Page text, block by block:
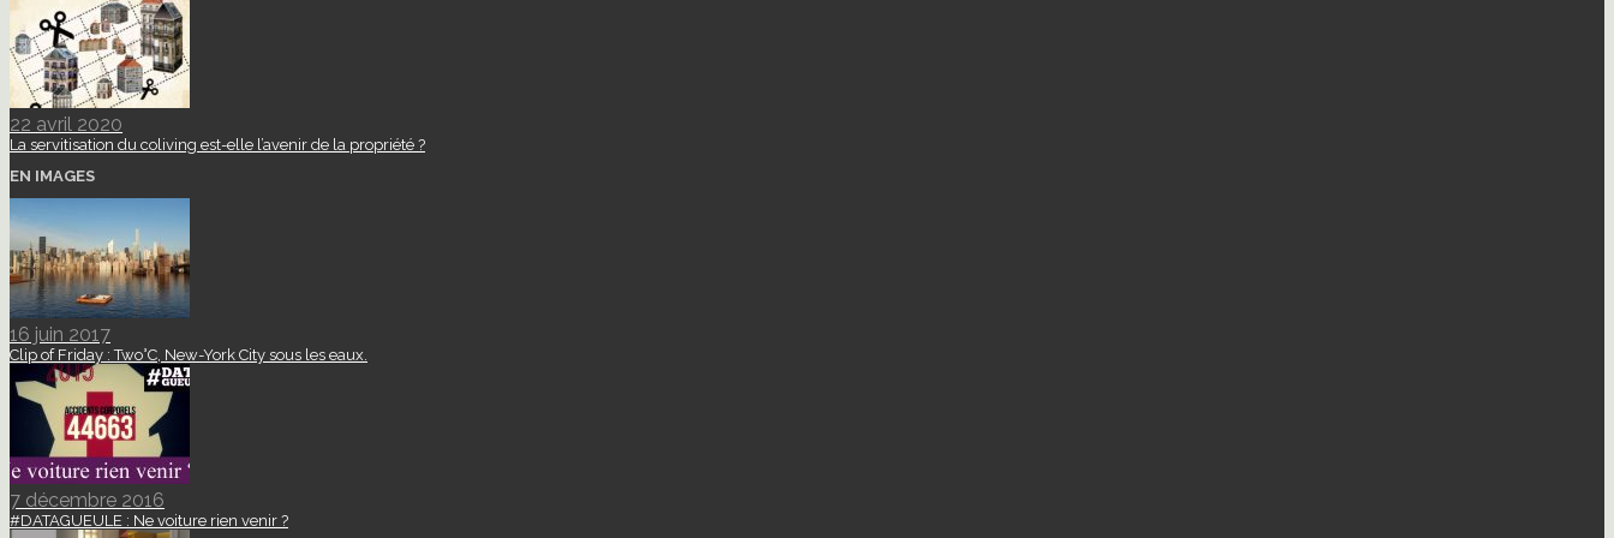
22 avril 2020
La servitisation du coliving est-elle l’avenir de la propriété ?
EN IMAGES
16 juin 2017
Clip of Friday : Two°C, New-York City sous les eaux.
7 décembre 2016
#DATAGUEULE : Ne voiture rien venir ?